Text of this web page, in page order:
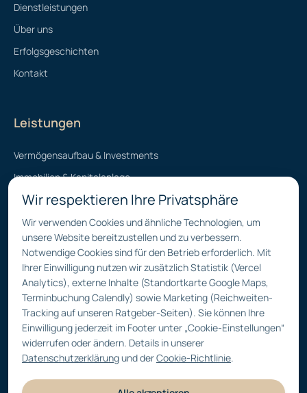
Dienstleistungen
Über uns
Erfolgsgeschichten
Kontakt
Leistungen
Vermögensaufbau & Investments
Immobilien & Kapitalanlage
Finanzierung & Vermarktung
Vorsorge, Erben & Schenken
Kontakt
An d. Christ-König-Kirche 10,
66119 Saarbrücken
0681 883 835 88
info@gravitas-invest.de
Wir respektieren Ihre Privatsphäre
Wir verwenden Cookies und ähnliche Technologien, um
unsere Website bereitzustellen und zu verbessern.
Notwendige Cookies sind für den Betrieb erforderlich. Mit
Ihrer Einwilligung nutzen wir zusätzlich Statistik (Vercel
Analytics), externe Inhalte (Standortkarte Google Maps,
Terminbuchung Calendly) sowie Marketing (Reichweiten-
Tracking auf unseren Ratgeber-Seiten). Sie können Ihre
Einwilligung jederzeit im Footer unter „Cookie-Einstellungen“
widerrufen oder ändern. Details in unserer
Datenschutzerklärungund derCookie-Richtlinie.